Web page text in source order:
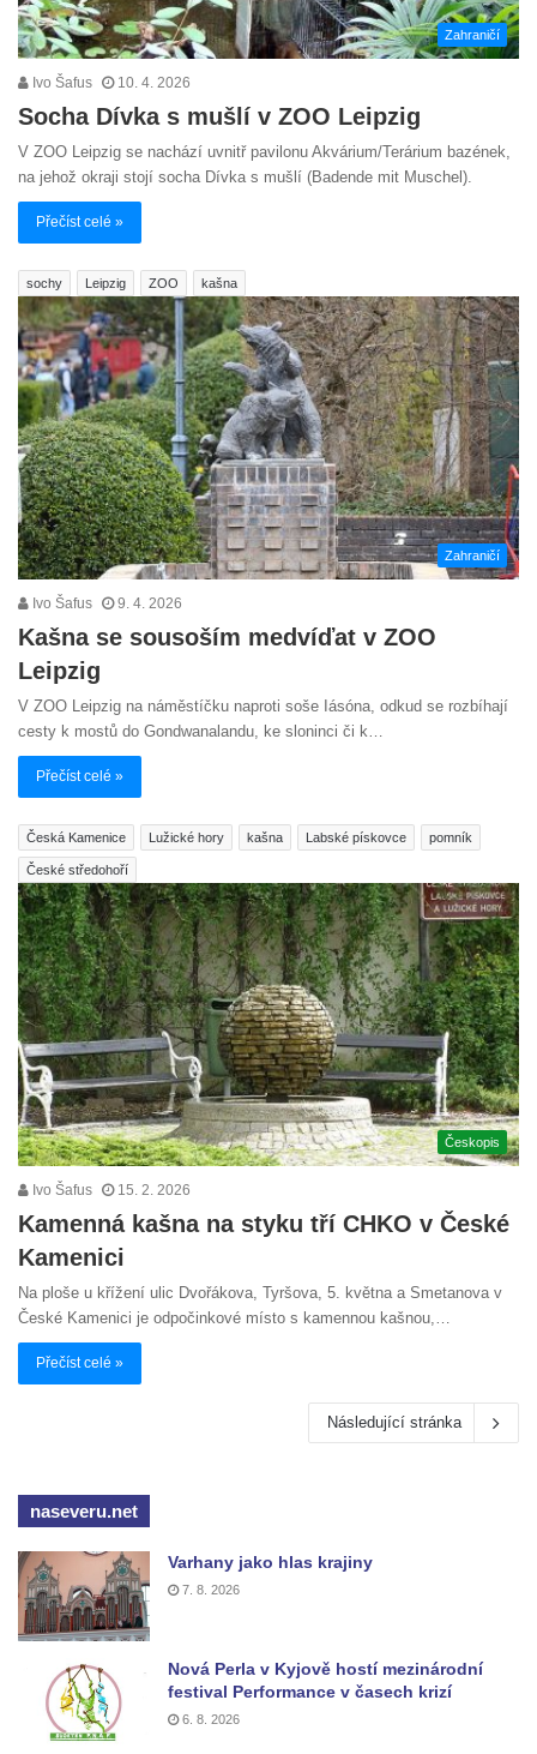
Zahraničí
Ivo Šafus 10. 4. 2026
Socha Dívka s mušlí v ZOO Leipzig
V ZOO Leipzig se nachází uvnitř pavilonu Akvárium/Terárium bazének,
na jehož okraji stojí socha Dívka s mušlí (Badende mit Muschel).
Přečíst celé »
sochy Leipzig ZOO kašna
Zahraničí
Ivo Šafus 9. 4. 2026
Kašna se sousoším medvíďat v ZOO
Leipzig
V ZOO Leipzig na náměstíčku naproti soše Iásóna, odkud se rozbíhají
cesty k mostů do Gondwanalandu, ke sloninci či k…
Přečíst celé »
Česká Kamenice Lužické hory kašna Labské pískovce pomník
České středohoří
Českopis
Ivo Šafus 15. 2. 2026
Kamenná kašna na styku tří CHKO v České
Kamenici
Na ploše u křížení ulic Dvořákova, Tyršova, 5. května a Smetanova v
České Kamenici je odpočinkové místo s kamennou kašnou,…
Přečíst celé »
Následující stránka
naseveru.net
Varhany jako hlas krajiny
7. 8. 2026
Nová Perla v Kyjově hostí mezinárodní
festival Performance v časech krizí
6. 8. 2026